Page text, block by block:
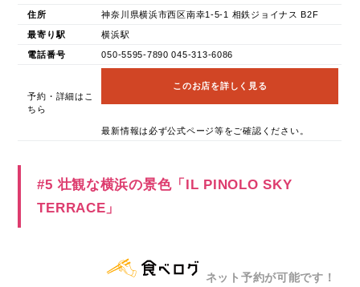
住所 神奈川県横浜市西区南幸1-5-1 相鉄ジョイナス B2F
最寄り駅 横浜駅
電話番号 050-5595-7890 045-313-6086
予約・詳細はこ
ちら
このお店を詳しく見る
最新情報は必ず公式ページ等をご確認ください。
#5 壮観な横浜の景色「IL PINOLO SKY
TERRACE」
ネット予約が可能です！